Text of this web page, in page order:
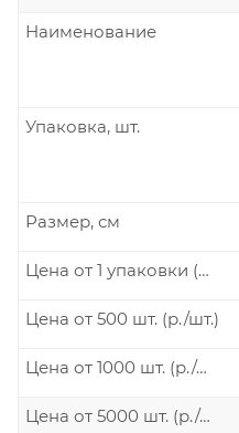
Наименование
Упаковка, шт.
Размер, см
Цена от 1 упаковки (р./шт.)
Цена от 500 шт. (р./шт.)
Цена от 1000 шт. (р./шт.)
Цена от 5000 шт. (р./шт.)